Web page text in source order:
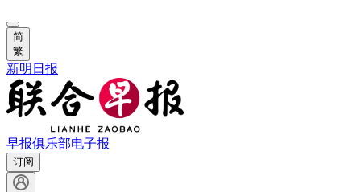
简
繁
新明日报
早报俱乐部电子报
订阅